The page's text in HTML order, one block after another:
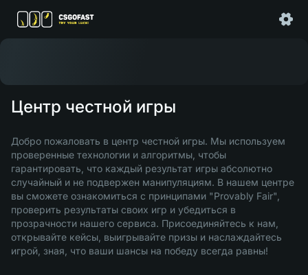
Центр честной игры
Добро пожаловать в центр честной игры. Мы используем
проверенные технологии и алгоритмы, чтобы
гарантировать, что каждый результат игры абсолютно
случайный и не подвержен манипуляциям. В нашем центре
вы сможете ознакомиться с принципами "Provably Fair",
проверить результаты своих игр и убедиться в
прозрачности нашего сервиса. Присоединяйтесь к нам,
открывайте кейсы, выигрывайте призы и наслаждайтесь
игрой, зная, что ваши шансы на победу всегда равны!